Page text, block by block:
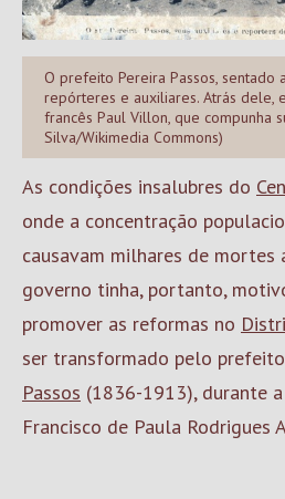
O prefeito Pereira Passos, sentado
repórteres e auxiliares. Atrás dele,
francês Paul Villon, que compunha
Silva/Wikimedia Commons)
As condições insalubres do
onde a concentração
causavam milhares de mortes
governo tinha, portanto,
promover as reformas no
ser transformado pelo
Passos (1836-1913), durante
Francisco de Paula Rodrigues